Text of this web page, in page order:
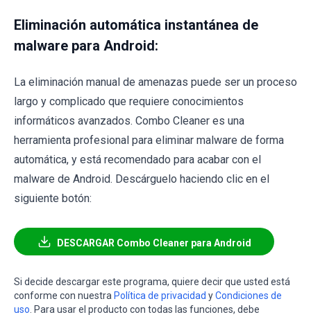
Eliminación automática instantánea de
malware para Android:
La eliminación manual de amenazas puede ser un proceso
largo y complicado que requiere conocimientos
informáticos avanzados. Combo Cleaner es una
herramienta profesional para eliminar malware de forma
automática, y está recomendado para acabar con el
malware de Android. Descárguelo haciendo clic en el
siguiente botón:
DESCARGAR Combo Cleaner para Android
Si decide descargar este programa, quiere decir que usted está
conforme con nuestra Política de privacidad yCondiciones de
uso. Para usar el producto con todas las funciones, debe